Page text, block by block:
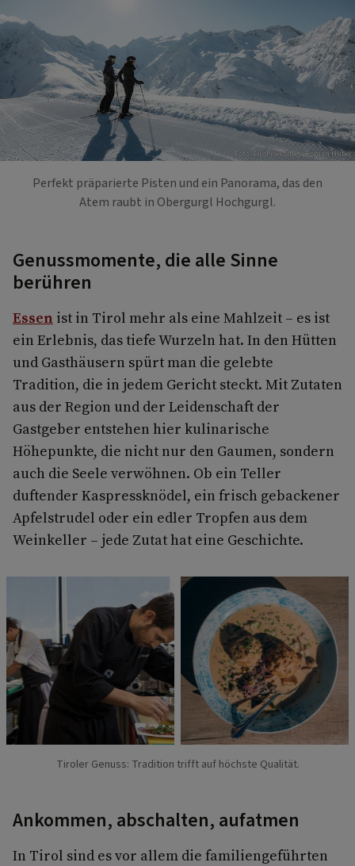
Foto: Tirol Werbung/ Roman Huber
Perfekt präparierte Pisten und ein Panorama, das den
Atem raubt in Obergurgl Hochgurgl.
Genussmomente, die alle Sinne
berühren
Essen ist in Tirol mehr als eine Mahlzeit – es ist
ein Erlebnis, das tiefe Wurzeln hat. In den Hütten
und Gasthäusern spürt man die gelebte
Tradition, die in jedem Gericht steckt. Mit Zutaten
aus der Region und der Leidenschaft der
Gastgeber entstehen hier kulinarische
Höhepunkte, die nicht nur den Gaumen, sondern
auch die Seele verwöhnen. Ob ein Teller
duftender Kaspressknödel, ein frisch gebackener
Apfelstrudel oder ein edler Tropfen aus dem
Weinkeller – jede Zutat hat eine Geschichte.
Tiroler Genuss: Tradition trifft auf höchste Qualität.
Ankommen, abschalten, aufatmen
In Tirol sind es vor allem die familiengeführten